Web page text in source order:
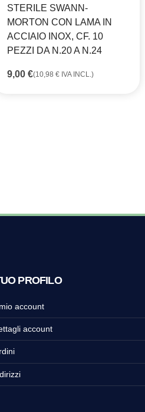
STERILE SWANN-
MORTON CON LAMA IN
ACCIAIO INOX, CF. 10
PEZZI DA N.20 A N.24
9,00 €(10,98 € IVA INCL.)
PROFILO
account
account